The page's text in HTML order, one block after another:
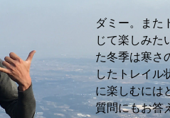
ダミー。また
じて楽しみた
た冬季は寒さ
したトレイル
に楽しむには
質問にもお答